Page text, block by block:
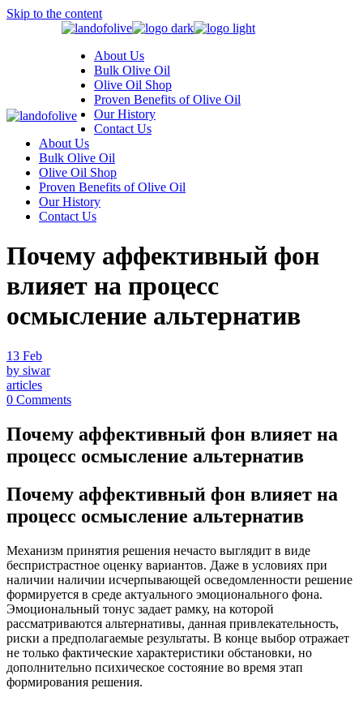
Skip to the content
About Us
Bulk Olive Oil
Olive Oil Shop
Proven Benefits of Olive Oil
Our History
Contact Us
About Us
Bulk Olive Oil
Olive Oil Shop
Proven Benefits of Olive Oil
Our History
Contact Us
Почему аффективный фон
влияет на процесс
осмысление альтернатив
13 Feb
by siwar
articles
0 Comments
Почему аффективный фон влияет на
процесс осмысление альтернатив
Почему аффективный фон влияет на
процесс осмысление альтернатив
Механизм принятия решения нечасто выглядит в виде
беспристрастное оценку вариантов. Даже в условиях при
наличии наличии исчерпывающей осведомленности решение
формируется в среде актуального эмоционального фона.
Эмоциональный тонус задает рамку, на которой
рассматриваются альтернативы, данная привлекательность,
риски а предполагаемые результаты. В конце выбор отражает
не только фактические характеристики обстановки, но
дополнительно психическое состояние во время этап
формирования решения.